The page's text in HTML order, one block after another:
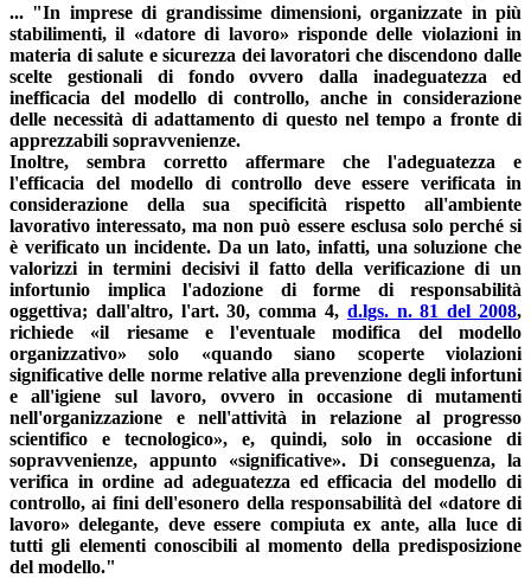
... "In imprese di grandissime dimensioni, organizzate in più
stabilimenti, il «datore di lavoro» risponde delle violazioni in
materia di salute e sicurezza dei lavoratori che discendono dalle
scelte gestionali di fondo ovvero dalla inadeguatezza ed
inefficacia del modello di controllo, anche in considerazione
delle necessità di adattamento di questo nel tempo a fronte di
apprezzabili sopravvenienze.
Inoltre, sembra corretto affermare che l'adeguatezza e
l'efficacia del modello di controllo deve essere verificata in
considerazione della sua specificità rispetto all'ambiente
lavorativo interessato, ma non può essere esclusa solo perché si
è verificato un incidente. Da un lato, infatti, una soluzione che
valorizzi in termini decisivi il fatto della verificazione di un
infortunio implica l'adozione di forme di responsabilità
oggettiva; dall'altro, l'art. 30, comma 4, d.lgs. n. 81 del 2008,
richiede «il riesame e l'eventuale modifica del modello
organizzativo» solo «quando siano scoperte violazioni
significative delle norme relative alla prevenzione degli infortuni
e all'igiene sul lavoro, ovvero in occasione di mutamenti
nell'organizzazione e nell'attività in relazione al progresso
scientifico e tecnologico», e, quindi, solo in occasione di
sopravvenienze, appunto «significative». Di conseguenza, la
verifica in ordine ad adeguatezza ed efficacia del modello di
controllo, ai fini dell'esonero della responsabilità del «datore di
lavoro» delegante, deve essere compiuta ex ante, alla luce di
tutti gli elementi conoscibili al momento della predisposizione
del modello."